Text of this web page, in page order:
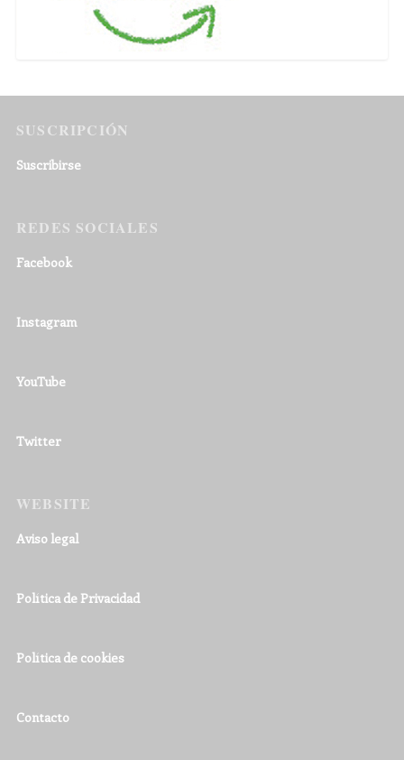
SUSCRIPCIÓN
Suscribirse
REDES SOCIALES
Facebook
Instagram
YouTube
Twitter
WEBSITE
Aviso legal
Política de Privacidad
Política de cookies
Contacto